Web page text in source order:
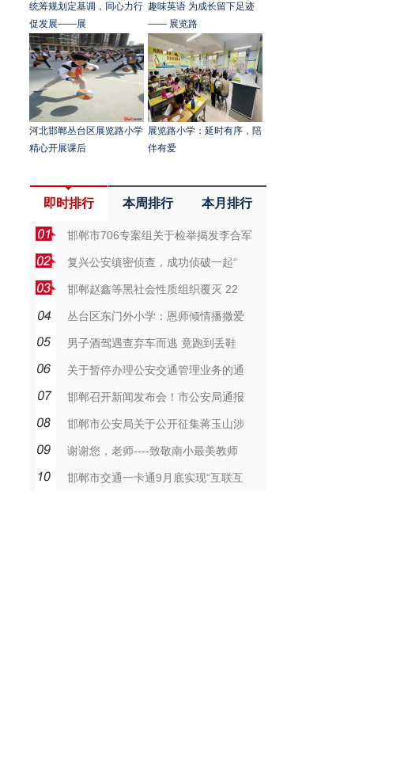
统筹规划定基调，同心力行
促发展——展
趣味英语 为成长留下足迹
—— 展览路
河北邯郸丛台区展览路小学
精心开展课后
展览路小学：延时有序，陪
伴有爱
即时排行 本周排行 本月排行
邯郸市706专案组关于检举揭发李合军
复兴公安缜密侦查，成功侦破一起“
邯郸赵鑫等黑社会性质组织覆灭 22
丛台区东门外小学：恩师倾情播撒爱
男子酒驾遇查弃车而逃 竟跑到丢鞋
关于暂停办理公安交通管理业务的通
邯郸召开新闻发布会！市公安局通报
邯郸市公安局关于公开征集蒋玉山涉
谢谢您，老师----致敬南小最美教师
邯郸市交通一卡通9月底实现“互联互